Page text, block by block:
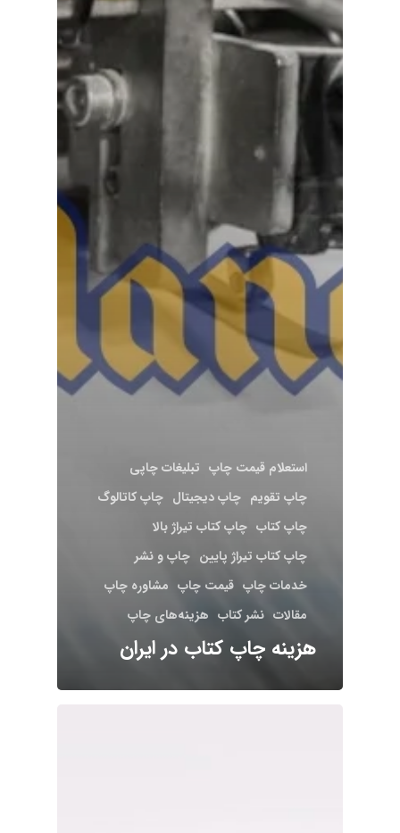
استعلام قیمت چاپ تبلیغات چاپی
چاپ تقویم چاپ دیجیتال چاپ کاتالوگ
چاپ کتاب چاپ کتاب تیراژ بالا
چاپ کتاب تیراژ پایین چاپ و نشر
خدمات چاپ قیمت چاپ مشاوره چاپ
مقالات نشر کتاب هزینه‌های چاپ
هزینه چاپ کتاب در ایران